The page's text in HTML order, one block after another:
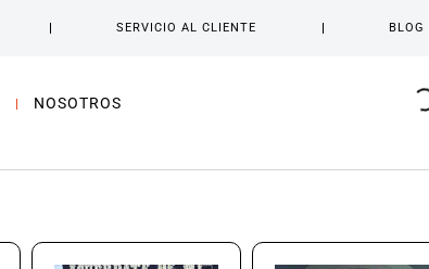
SERVICIO AL CLIENTE BLOG
NOSOTROS